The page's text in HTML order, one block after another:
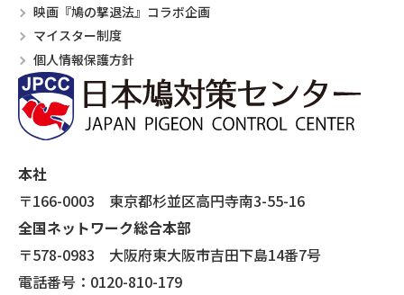
本社
〒166-0003 東京都杉並区高円寺南3-55-16
全国ネットワーク総合本部
〒578-0983 大阪府東大阪市吉田下島14番7号
電話番号：0120-810-179
映画『鳩の撃退法』コラボ企画
マイスター制度
個人情報保護方針